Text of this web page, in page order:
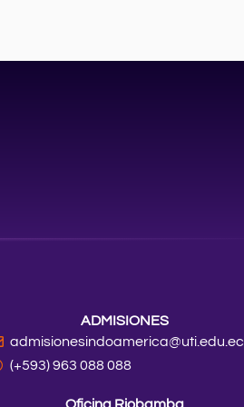
ADMISIONES
admisionesindoamerica@uti.edu.ec
(+593) 963 088 088
Oficina Riobamba